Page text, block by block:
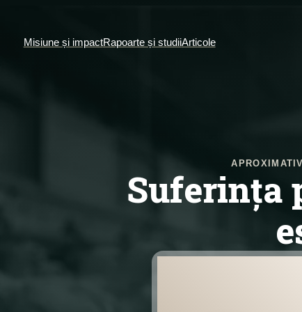
Misiune și impactRapoarte și studiiArticole
Suferința